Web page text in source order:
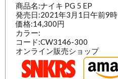
商品名:ナイキ PG 5 EP
発売日:2021年3月1日午前9時
価格:14,300円
カラー:
コード:CW3146-300
オンライン販売ショップ